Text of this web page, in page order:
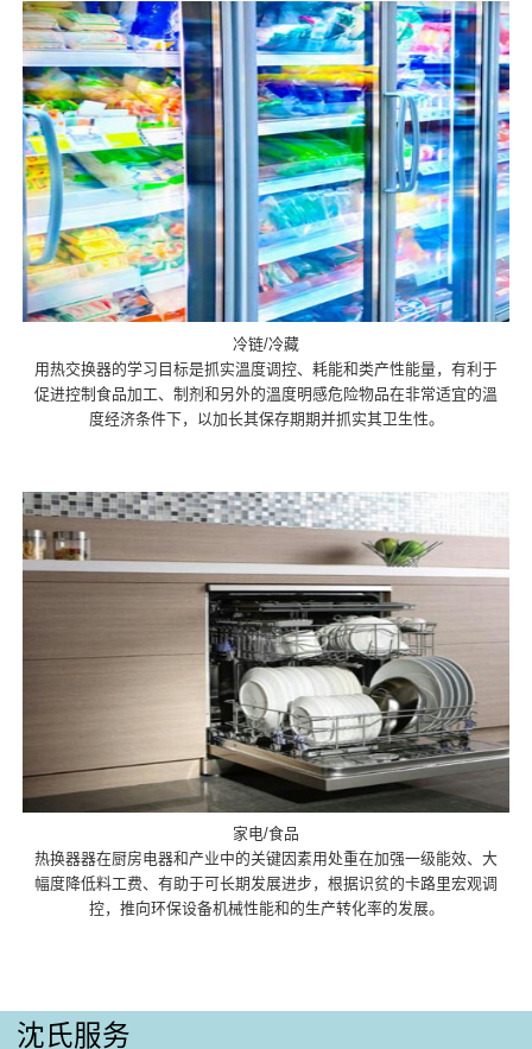
冷链/冷藏
用热交换器的学习目标是抓实溫度调控、耗能和类产性能量，有利于
促进控制食品加工、制剂和另外的溫度明感危险物品在非常适宜的溫
度经济条件下，以加长其保存期期并抓实其卫生性。
家电/食品
热换器器在厨房电器和产业中的关键因素用处重在加强一级能效、大
幅度降低料工费、有助于可长期发展进步，根据识贫的卡路里宏观调
控，推向环保设备机械性能和的生产转化率的发展。
沈氏服务